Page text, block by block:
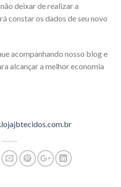
deixar de realizar a
constar os dados de seu novo
acompanhando nosso blog e
alcançar a melhor economia